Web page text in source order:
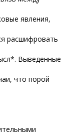
явления,
расшифровать
Выведенные
что порой